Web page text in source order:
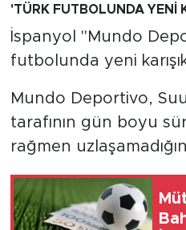
'TÜRK FUTBOLUNDA YENİ
İspanyol "Mundo
futbolunda yeni
Mundo Deportivo,
tarafının gün boyu
rağmen